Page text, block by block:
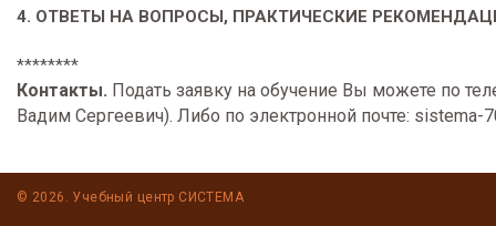
4. ОТВЕТЫ НА ВОПРОСЫ, ПРАКТИЧЕСКИЕ
********
Контакты. Подать заявку на обучение Вы можете по
Вадим Сергеевич). Либо по электронной почте: sistema-
© 2026. Учебный центр СИСТЕМА